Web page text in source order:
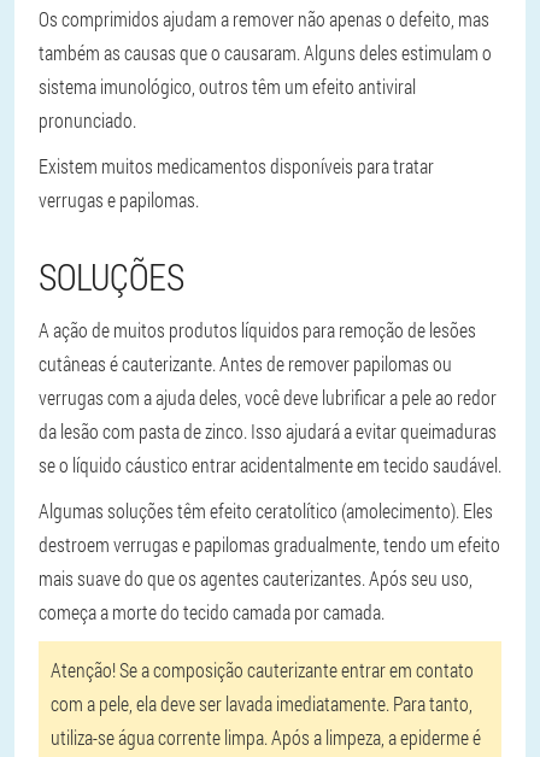
Os comprimidos ajudam a remover não apenas o defeito, mas
também as causas que o causaram. Alguns deles estimulam o
sistema imunológico, outros têm um efeito antiviral
pronunciado.
Existem muitos medicamentos disponíveis para tratar
verrugas e papilomas.
SOLUÇÕES
A ação de muitos produtos líquidos para remoção de lesões
cutâneas é cauterizante. Antes de remover papilomas ou
verrugas com a ajuda deles, você deve lubrificar a pele ao redor
da lesão com pasta de zinco. Isso ajudará a evitar queimaduras
se o líquido cáustico entrar acidentalmente em tecido saudável.
Algumas soluções têm efeito ceratolítico (amolecimento). Eles
destroem verrugas e papilomas gradualmente, tendo um efeito
mais suave do que os agentes cauterizantes. Após seu uso,
começa a morte do tecido camada por camada.
Atenção!Se a composição cauterizante entrar em contato
com a pele, ela deve ser lavada imediatamente. Para tanto,
utiliza-se água corrente limpa. Após a limpeza, a epiderme é